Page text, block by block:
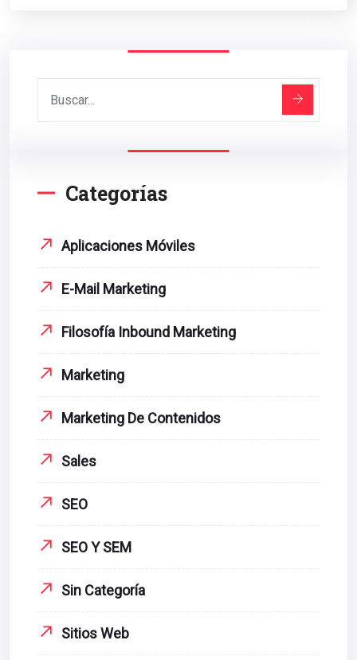
Categorías
Aplicaciones Móviles
E-Mail Marketing
Filosofía Inbound Marketing
Marketing
Marketing De Contenidos
Sales
SEO
SEO Y SEM
Sin Categoría
Sitios Web